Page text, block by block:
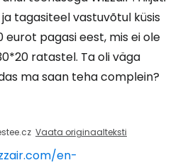
tagasiteel vastuvõtul küsis
eurot pagasi eest, mis ei ole
ratastel. Ta oli väga
ma saan teha complein?
Vaata originaalteksti
en-